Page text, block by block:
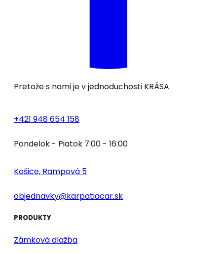
Pretože s nami je v jednoduchosti KRÁSA
+421 948 654 158
Pondelok - Piatok 7:00 - 16:00
Košice, Rampová 5
objednavky@karpatiacar.sk
PRODUKTY
Zámková dlažba